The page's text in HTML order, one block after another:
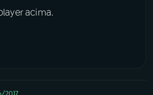
acima.